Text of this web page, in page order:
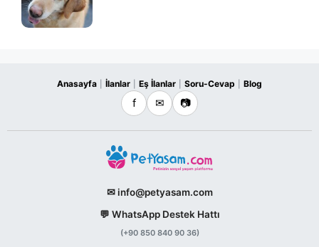
Anasayfa İlanlar Eş İlanlar Soru-Cevap Blog
f ✉ 📷
✉ info@petyasam.com
💬 WhatsApp Destek Hattı
(+90 850 840 90 36)